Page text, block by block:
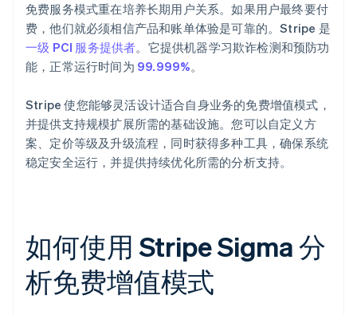
免费服务模式重在培养长期用户关系。如果用户最终要付
费，他们就必须相信产品和账单体验是可靠的。Stripe 是
一级 PCI 服务提供者。它提供机器学习欺诈检测和预防功
能，正常运行时间为 99.999%。
Stripe 使您能够灵活设计适合自身业务的免费增值模式，
并提供支持规模扩展所需的基础设施。您可以自定义方
案、定价等级及升级流程，同时获得多种工具，确保系统
稳定安全运行，并提供持续优化所需的分析支持。
如何使用 Stripe Sigma 分
析免费增值模式